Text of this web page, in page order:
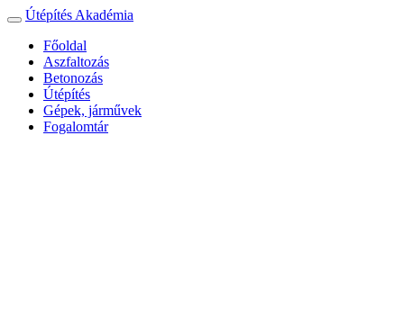
Toggle
navigation
Útépítés Akadémia
Főoldal
Aszfaltozás
Betonozás
Útépítés
Gépek, járművek
Fogalomtár